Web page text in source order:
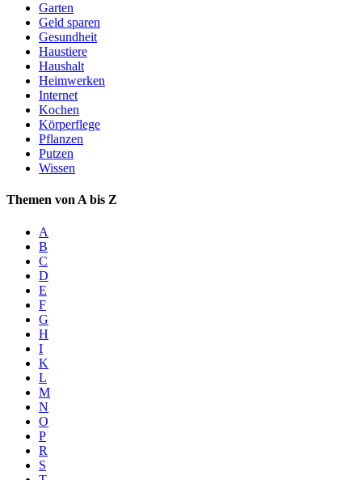
Garten
Geld sparen
Gesundheit
Haustiere
Haushalt
Heimwerken
Internet
Kochen
Körperflege
Pflanzen
Putzen
Wissen
Themen von A bis Z
A
B
C
D
E
F
G
H
I
K
L
M
N
O
P
R
S